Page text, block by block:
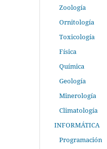
Zoología
Ornitología
Toxicología
Física
Química
Geología
Minerología
Climatología
INFORMÁTICA
Programación